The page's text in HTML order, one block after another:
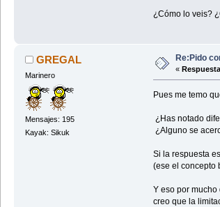
¿Cómo lo veis?
GREGAL
Marinero
Mensajes: 195
Kayak: Sikuk
Re:Pido
«
Pues me temo
¿Has notado
¿Alguno se
Si la respuesta
(ese el concepto
Y eso por
creo que la